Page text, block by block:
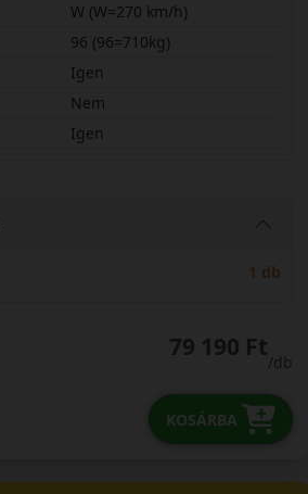
W (W=270 km/h)
96 (96=710kg)
Igen
Nem
Igen
1 db
79 190 Ft
/db
KOSÁRBA